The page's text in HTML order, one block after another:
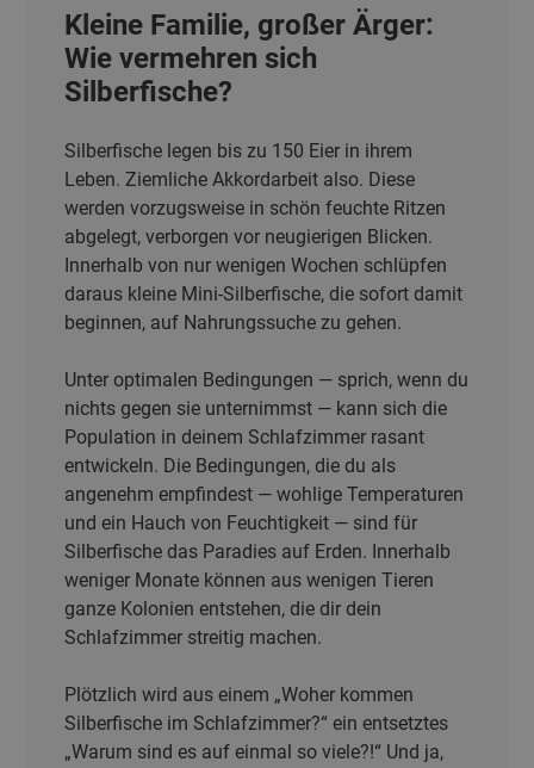
Kleine Familie, großer Ärger:
Wie vermehren sich
Silberfische?
Silberfische legen bis zu 150 Eier in ihrem
Leben. Ziemliche Akkordarbeit also. Diese
werden vorzugsweise in schön feuchte Ritzen
abgelegt, verborgen vor neugierigen Blicken.
Innerhalb von nur wenigen Wochen schlüpfen
daraus kleine Mini-Silberfische, die sofort damit
beginnen, auf Nahrungssuche zu gehen.
Unter optimalen Bedingungen — sprich, wenn du
nichts gegen sie unternimmst — kann sich die
Population in deinem Schlafzimmer rasant
entwickeln. Die Bedingungen, die du als
angenehm empfindest — wohlige Temperaturen
und ein Hauch von Feuchtigkeit — sind für
Silberfische das Paradies auf Erden. Innerhalb
weniger Monate können aus wenigen Tieren
ganze Kolonien entstehen, die dir dein
Schlafzimmer streitig machen.
Plötzlich wird aus einem „Woher kommen
Silberfische im Schlafzimmer?“ ein entsetztes
„Warum sind es auf einmal so viele?!“ Und ja,